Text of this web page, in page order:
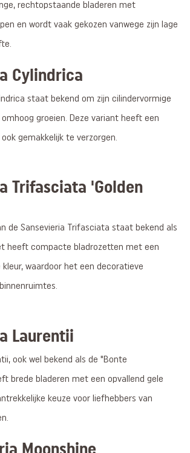
rechtopstaande bladeren met
en wordt vaak gekozen vanwege zijn lage
Cylindrica
staat bekend om zijn cilindervormige
groeien. Deze variant heeft een
gemakkelijk te verzorgen.
Trifasciata 'Golden
de Sansevieria Trifasciata staat bekend als
heeft compacte bladrozetten met een
kleur, waardoor het een decoratieve
Laurentii
ook wel bekend als de "Bonte
brede bladeren met een opvallend gele
keuze voor liefhebbers van
Moonshine